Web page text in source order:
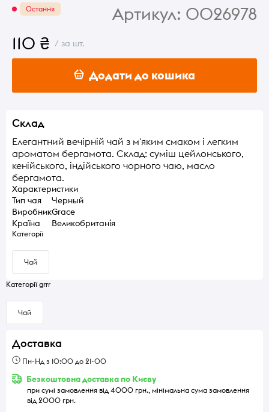
Остання Артикул: 0026978
110 ₴ / за шт.
Додати до кошика
Склад
Елегантний вечірній чай з м'яким смаком і легким
ароматом бергамота. Склад: суміш цейлонського,
кенійського, індійського чорного чаю, масло
бергамота.
Характеристики
Тип чая
Черный
ВиробникGrace
Країна
Великобританія
Категорії
Чай
Категорії grrr
Чай
Доставка
Пн-Нд з 10:00 до 21-00
Безкоштовна доставка по Києву
при сумі замовлення від 4000 грн., мінімальна сума замовлення
від 2000 грн.